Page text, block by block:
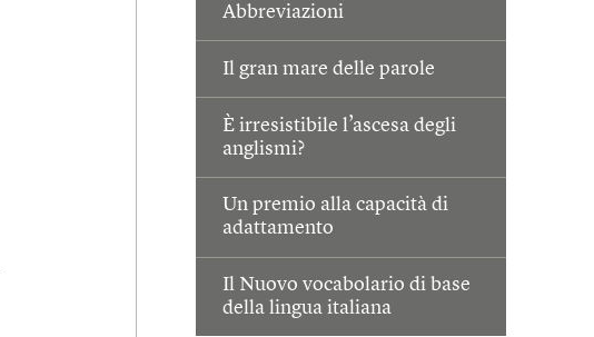
Abbreviazioni
Il gran mare delle parole
È irresistibile l’ascesa degli
anglismi?
Un premio alla capacità di
adattamento
Il Nuovo vocabolario di base
della lingua italiana